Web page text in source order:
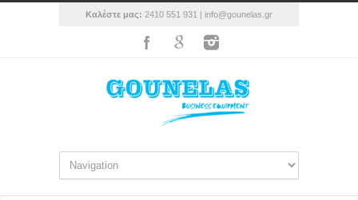
Καλέστε μας: 2410 551 931 | info@gounelas.gr